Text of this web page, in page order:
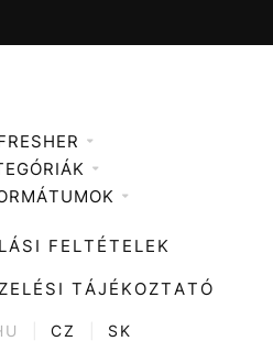
Zene
Divat
ENTR
FELTÉTELEK
TÁJÉKOZTATÓ
CZ SK